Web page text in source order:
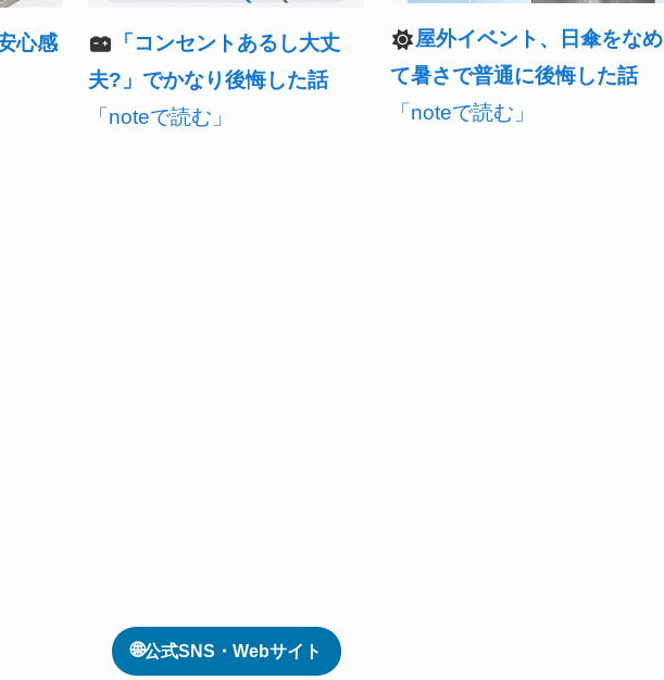
心感
「コンセントあるし大丈
夫?」でかなり後悔した話
「noteで読む」
屋外イベント、日傘をなめ
て暑さで普通に後悔した話
「noteで読む」
🌐公式SNS・Webサイト